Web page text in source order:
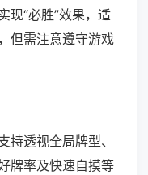
现“必胜”效果，适
但需注意遵守游戏
持透视全局牌型、
牌率及快速自摸等